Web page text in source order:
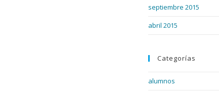
septiembre 2015
abril 2015
Categorías
alumnos